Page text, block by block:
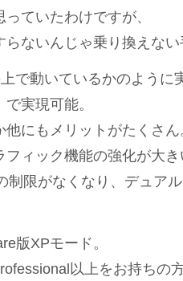
っていたわけですが、
らないんじゃ乗り換えな
で動いているかのように
で実現可能。
他にもメリットがたくさん
フィック機能の強化が大
制限がなくなり、デュア
版XPモード。
以上をお持ちの